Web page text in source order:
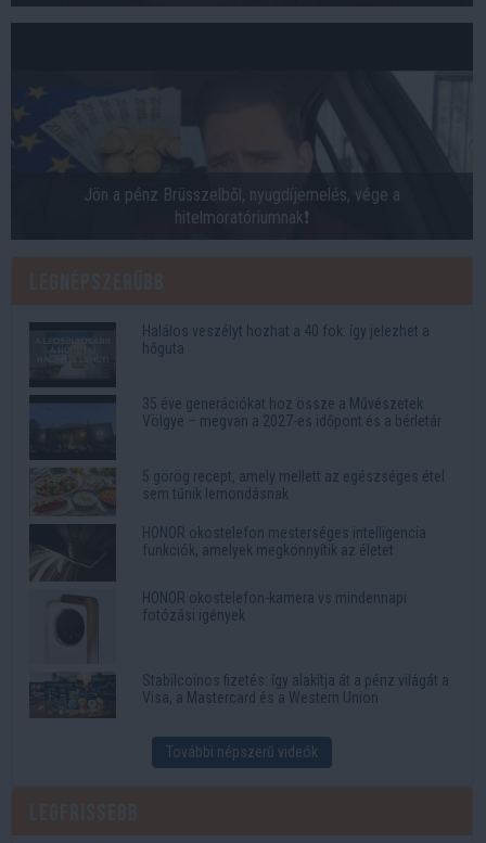
Jön a pénz Brüsszelből, nyugdíjemelés, vége a
hitelmoratóriumnak❗
Halálos veszélyt hozhat a 40 fok: így jelezhet a
hőguta
35 éve generációkat hoz össze a Művészetek
Völgye – megvan a 2027-es időpont és a bérletár
5 görög recept, amely mellett az egészséges étel
sem tűnik lemondásnak
HONOR okostelefon mesterséges intelligencia
funkciók, amelyek megkönnyítik az életet
HONOR okostelefon-kamera vs mindennapi
fotózási igények
Stabilcoinos fizetés: így alakítja át a pénz világát a
Visa, a Mastercard és a Western Union
További népszerű videók